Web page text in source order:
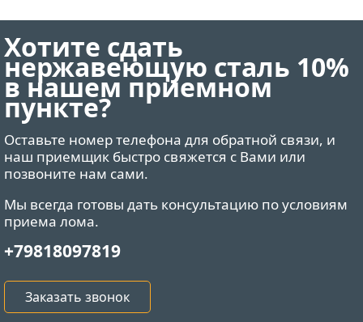
Хотите сдать
нержавеющую сталь 10%
в нашем приемном
пункте?
Оставьте номер телефона для обратной связи, и
наш приемщик быстро свяжется с Вами или
позвоните нам сами.
Мы всегда готовы дать консультацию по условиям
приема лома.
+79818097819
Заказать звонок